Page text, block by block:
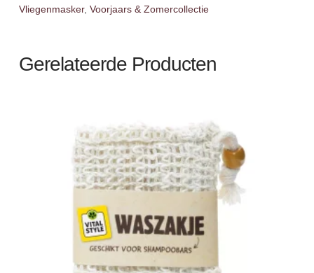
Vliegenmasker, Voorjaars & Zomercollectie
Gerelateerde Producten